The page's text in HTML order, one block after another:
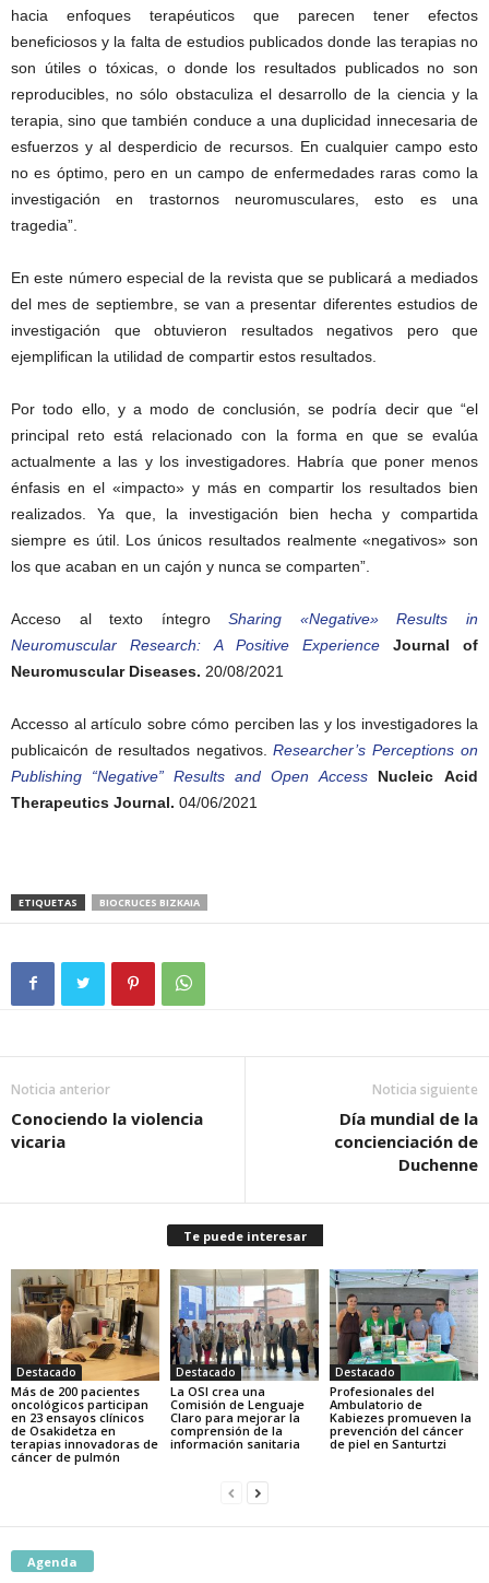
hacia enfoques terapéuticos que parecen tener efectos
beneficiosos y la falta de estudios publicados donde las terapias no
son útiles o tóxicas, o donde los resultados publicados no son
reproducibles, no sólo obstaculiza el desarrollo de la ciencia y la
terapia, sino que también conduce a una duplicidad innecesaria de
esfuerzos y al desperdicio de recursos. En cualquier campo esto
no es óptimo, pero en un campo de enfermedades raras como la
investigación en trastornos neuromusculares, esto es una
tragedia”.
En este número especial de la revista que se publicará a mediados
del mes de septiembre, se van a presentar diferentes estudios de
investigación que obtuvieron resultados negativos pero que
ejemplifican la utilidad de compartir estos resultados.
Por todo ello, y a modo de conclusión, se podría decir que “el
principal reto está relacionado con la forma en que se evalúa
actualmente a las y los investigadores. Habría que poner menos
énfasis en el «impacto» y más en compartir los resultados bien
realizados. Ya que, la investigación bien hecha y compartida
siempre es útil. Los únicos resultados realmente «negativos» son
los que acaban en un cajón y nunca se comparten”.
Acceso al texto íntegro Sharing «Negative» Results in
Neuromuscular Research: A Positive Experience
Journal of
Neuromuscular Diseases. 20/08/2021
Accesso al artículo sobre cómo perciben las y los investigadores la
publicaicón de resultados negativos. Researcher’s Perceptions on
Publishing “Negative” Results and Open Access
Nucleic Acid
Therapeutics Journal. 04/06/2021
ETIQUETAS BIOCRUCES BIZKAIA
Noticia anterior
Conociendo la violencia
vicaria
Noticia siguiente
Día mundial de la
concienciación de
Duchenne
Te puede interesar
Destacado
Más de 200 pacientes
oncológicos participan
en 23 ensayos clínicos
de Osakidetza en
terapias innovadoras de
cáncer de pulmón
Destacado
La OSI crea una
Comisión de Lenguaje
Claro para mejorar la
comprensión de la
información sanitaria
Destacado
Profesionales del
Ambulatorio de
Kabiezes promueven la
prevención del cáncer
de piel en Santurtzi
Agenda